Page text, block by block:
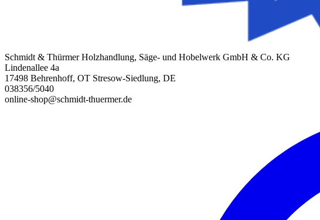
Schmidt & Thürmer Holzhandlung, Säge- und Hobelwerk GmbH & Co. KG
Lindenallee 4a
17498 Behrenhoff, OT Stresow-Siedlung, DE
038356/5040
online-shop@schmidt-thuermer.de